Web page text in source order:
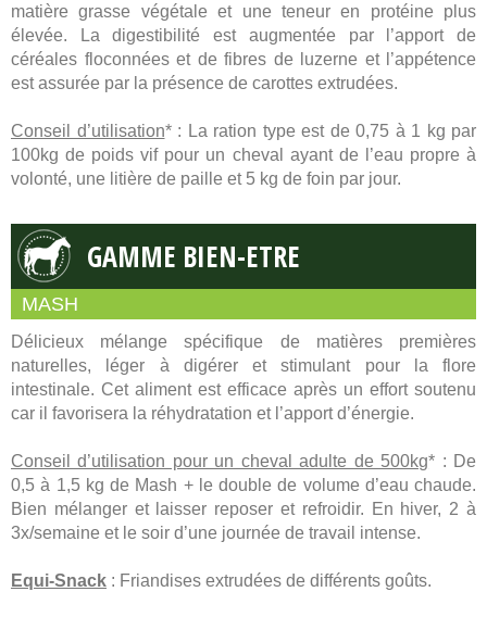
matière grasse végétale et une teneur en protéine plus
élevée. La digestibilité est augmentée par l’apport de
céréales floconnées et de fibres de luzerne et l’appétence
est assurée par la présence de carottes extrudées.
Conseil d’utilisation* : La ration type est de 0,75 à 1 kg par
100kg de poids vif pour un cheval ayant de l’eau propre à
volonté, une litière de paille et 5 kg de foin par jour.
GAMME BIEN-ETRE
MASH
Délicieux mélange spécifique de matières premières
naturelles, léger à digérer et stimulant pour la flore
intestinale. Cet aliment est efficace après un effort soutenu
car il favorisera la réhydratation et l’apport d’énergie.
Conseil d’utilisation pour un cheval adulte de 500kg* : De
0,5 à 1,5 kg de Mash + le double de volume d’eau chaude.
Bien mélanger et laisser reposer et refroidir. En hiver, 2 à
3x/semaine et le soir d’une journée de travail intense.
Equi-Snack : Friandises extrudées de différents goûts.